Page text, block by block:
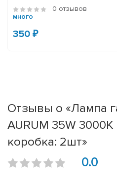
0 отзывов
много
350 ₽
Отзывы о «Лампа
AURUM 35W 3000К
коробка: 2шт»
0.0